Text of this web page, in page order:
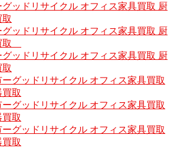
ッドリサイクル オフィス家具買取 厨
ッドリサイクル オフィス家具買取 厨
取
ッドリサイクル オフィス家具買取 厨
ーグッドリサイクル オフィス家具買取
取
ーグッドリサイクル オフィス家具買取
取
グッドリサイクル オフィス家具買取
取